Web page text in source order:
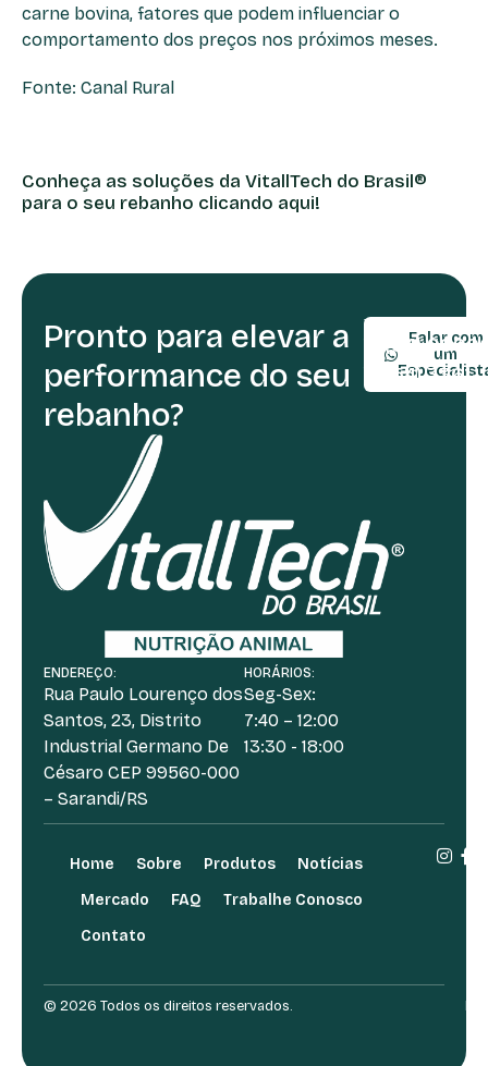
carne bovina, fatores que podem influenciar o
comportamento dos preços nos próximos meses.
Fonte: Canal Rural
Conheça as soluções da VitallTech do Brasil®
para o seu rebanho clicando aqui!
Pronto para elevar a
performance do seu
rebanho?
Falar com
um
TELEFONE:
(54)
(54) 3361-
ENDEREÇO:
Rua Paulo Lourenço dos
Santos, 23, Distrito
Industrial Germano De
Césaro CEP 99560-000
– Sarandi/RS
HORÁRIOS:
Seg-Sex:
7:40 – 12:00
13:30 - 18:00
Home Sobre Produtos
Notícias
Mercado
FAQ
Trabalhe Conosco
Contato
© 2026 Todos os direitos reservados.